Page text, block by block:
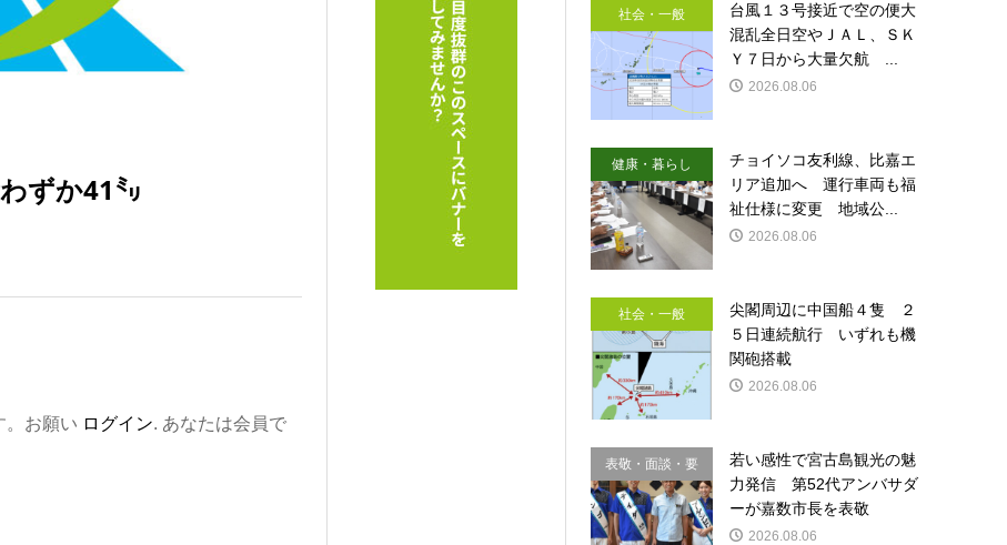
ずか41㍉
。お願い ログイン. あなたは会員で
社会・一般
台風１３号接近で空の便大
混乱全日空やＪＡＬ、ＳＫ
Ｙ７日から大量欠航 ...
2026.08.06
健康・暮らし
チョイソコ友利線、比嘉エ
リア追加へ 運行車両も福
祉仕様に変更 地域公...
2026.08.06
社会・一般
尖閣周辺に中国船４隻 ２
５日連続航行 いずれも機
関砲搭載
2026.08.06
表敬・面談・要
請
若い感性で宮古島観光の魅
力発信 第52代アンバサダ
ーが嘉数市長を表敬
2026.08.06